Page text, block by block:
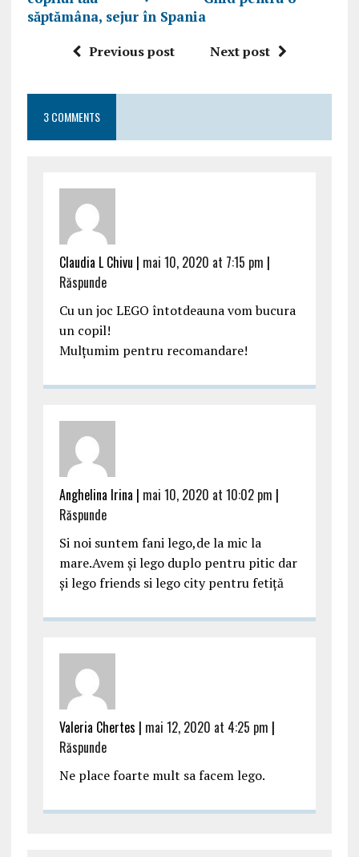
săptămâna, sejur în Spania
Previous post Next post
3 COMMENTS
Claudia L Chivu | mai 10, 2020 at 7:15 pm |
Răspunde
Cu un joc LEGO întotdeauna vom bucura
un copil!
Mulțumim pentru recomandare!
Anghelina Irina | mai 10, 2020 at 10:02 pm |
Răspunde
Si noi suntem fani lego,de la mic la
mare.Avem și lego duplo pentru pitic dar
și lego friends si lego city pentru fetiță
Valeria Chertes | mai 12, 2020 at 4:25 pm |
Răspunde
Ne place foarte mult sa facem lego.